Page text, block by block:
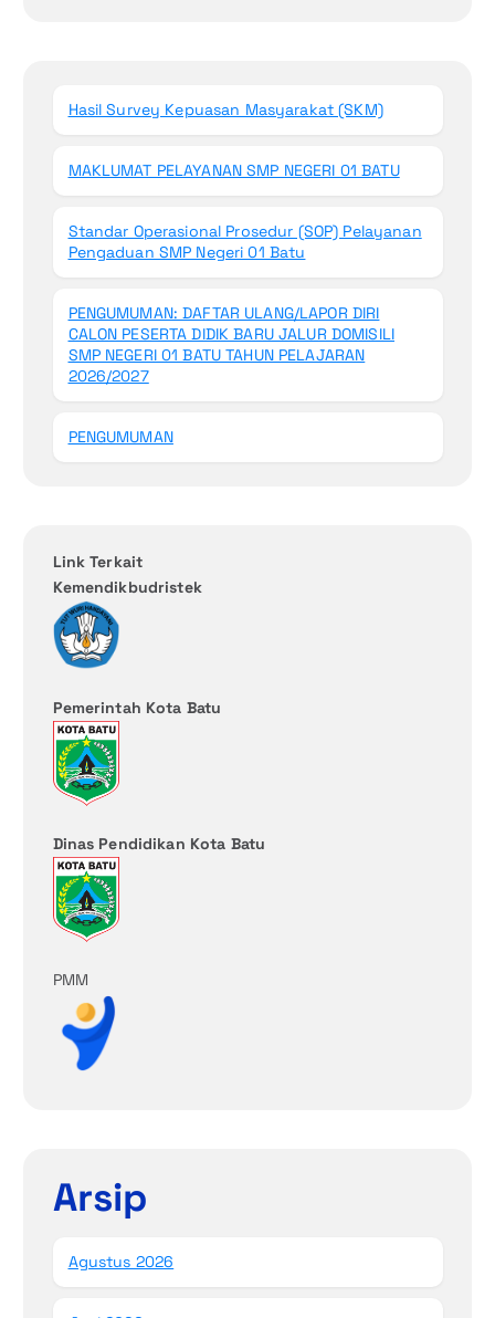
Hasil Survey Kepuasan Masyarakat (SKM)
MAKLUMAT PELAYANAN SMP NEGERI 01 BATU
Standar Operasional Prosedur (SOP) Pelayanan
Pengaduan SMP Negeri 01 Batu
PENGUMUMAN: DAFTAR ULANG/LAPOR DIRI
CALON PESERTA DIDIK BARU JALUR DOMISILI
SMP NEGERI 01 BATU TAHUN PELAJARAN
2026/2027
PENGUMUMAN
Link Terkait
Kemendikbudristek
Pemerintah Kota Batu
Dinas Pendidikan Kota Batu
PMM
Arsip
Agustus 2026